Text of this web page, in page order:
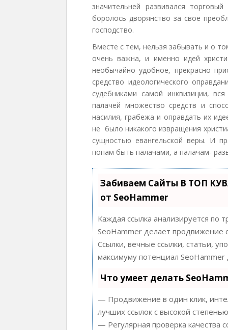
значительней развивался
боролось дворянство за свое
господство.
Вместе с тем, нельзя забывать и о
очень важна, и именно идей
необычайно удобное, прекрасно
средство идеологического
судебниками самой инквизиции,
палачей множество средств и
насилия, грабежа и оправдать их
не было никакого извращения
сущностью евангельской веры. И
попам быть палачами, а палачам-
Забиваем Сайты В ТОП
от SeoHammer
Каждая ссылка анализируется по
SeoHammer делает продвижение
Ссылки, вечные ссылки, статьи,
максимуму потенциал
Что умеет делать
— Продвижение в один клик,
лучших ссылок с высокой
— Регулярная проверка качества